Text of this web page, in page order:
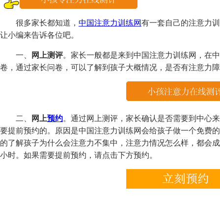
很多家长都知道， 中国注意力训练网有一套自己的注意力
让小编来告诉各位吧。
一、 网上测评。家长一般都是来到中国注意力训练网，在
卷，通过家长问卷，可以了解到孩子大概情况，是否有注意力
二、 网上预约。通过网上测评，家长确认是否需要到中心
要提前预约的。原因是中国注意力训练网会给孩子做一个免费
的了解孩子为什么会注意力不集中，注意力情况怎么样，都会
小时。如果需要提前预约，请点击下方预约。